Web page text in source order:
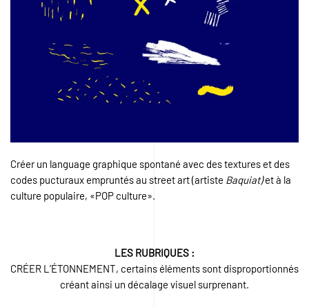
Créer un language graphique spontané avec des textures et des
codes pucturaux empruntés au street art (artiste Baquiat)et à la
culture populaire, «POP culture».
LES RUBRIQUES :
CRÉER L’ÉTONNEMENT, certains éléments sont disproportionnés
créant ainsi un décalage visuel surprenant.